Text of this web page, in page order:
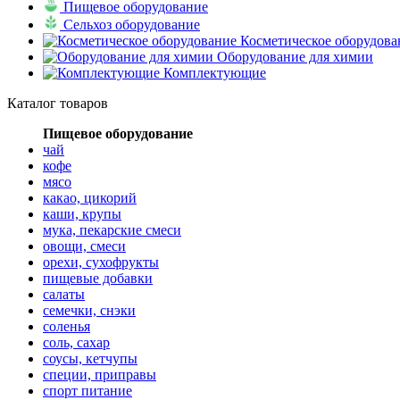
Пищевое оборудование
Сельхоз оборудование
Косметическое
Оборудование для химии
Комплектующие
Каталог товаров
Пищевое оборудование
чай
кофе
мясо
какао, цикорий
каши, крупы
мука, пекарские смеси
овощи, смеси
орехи, сухофрукты
пищевые добавки
салаты
семечки, снэки
соленья
соль, сахар
соусы, кетчупы
специи, приправы
спорт питание